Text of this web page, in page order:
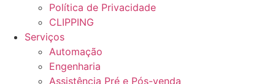
Política de Privacidade
CLIPPING
Serviços
Automação
Engenharia
Assistência Pré e Pós-venda